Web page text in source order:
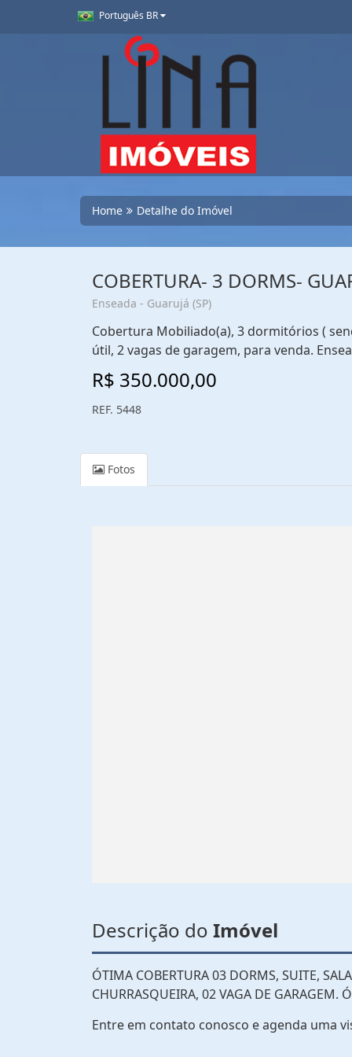
Português BR
Home Detalhe do Imóvel
COBERTURA- 3 DORMS-
Enseada - Guarujá (SP)
Cobertura Mobiliado(a), 3 dormitórios (
útil, 2 vagas de garagem, para venda.
R$ 350.000,00
REF. 5448
Fotos
Descrição do Imóvel
ÓTIMA COBERTURA 03 DORMS, SUITE,
CHURRASQUEIRA, 02 VAGA DE GARAGEM.
Entre em contato conosco e agenda uma